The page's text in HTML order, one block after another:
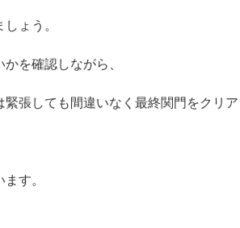
ょう。
を確認しながら、
張しても間違いなく最終関門をクリア
す。